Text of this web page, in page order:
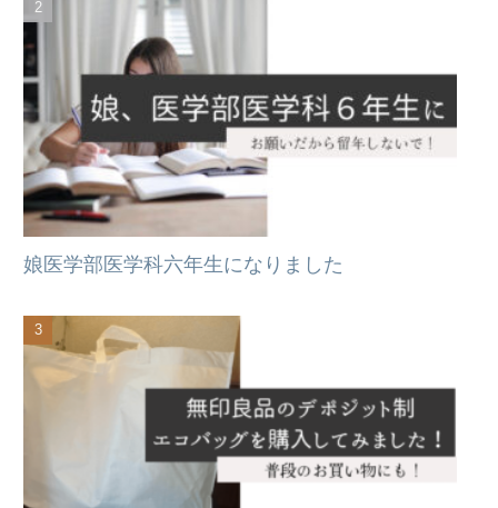
娘医学部医学科六年生になりました